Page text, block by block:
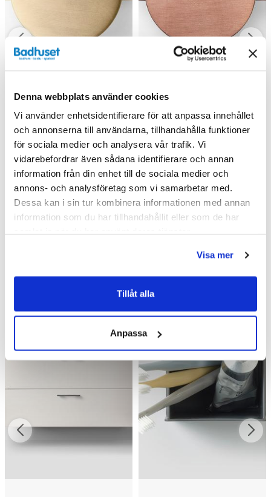
Denna webbplats använder cookies
Vi använder enhetsidentifierare för att anpassa innehållet
och annonserna till användarna, tillhandahålla funktioner
för sociala medier och analysera vår trafik. Vi
vidarebefordrar även sådana identifierare och annan
information från din enhet till de sociala medier och
annons- och analysföretag som vi samarbetar med.
Dessa kan i sin tur kombinera informationen med annan
information som du har tillhandahållit eller som de har
Visa mer
Tillåt alla
Anpassa
Haven Knopp A2. 06
(Mässing)
168 kr/st210 kr /st
Välj ...
Haven Knopp A2. 06
(Koppar)
168 kr/st 210 kr
Välj ...
Andra köpte även